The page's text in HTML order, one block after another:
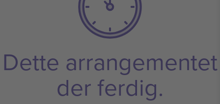
Dette arrangementet
der ferdig.